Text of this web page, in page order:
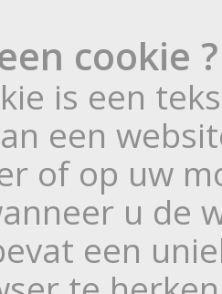
cookie ?
is een
een
of op uw
u de
een